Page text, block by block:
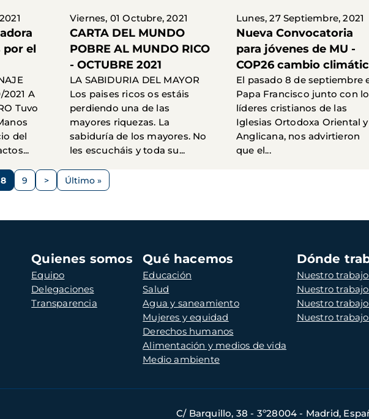
por el
2021 A
Tuvo
del
Viernes, 01 Octubre, 2021
CARTA DEL MUNDO
POBRE AL MUNDO RICO
- OCTUBRE 2021
LA SABIDURIA DEL MAYOR
Los paises ricos os estáis
perdiendo una de las
mayores riquezas. La
sabiduría de los mayores. No
les escucháis y toda su...
Lunes, 27 Septiembre, 2021
Nueva Convocatoria
para jóvenes de MU -
COP26 cambio
El pasado 8 de septiembre
Papa Francisco junto con
líderes cristianos de las
Iglesias Ortodoxa Oriental y
Anglicana, nos advirtieron
que el...
Página
8 Página
9
Siguiente
>
Última
Último »
Navegación
principal
Quienes somos
Equipo
Delegaciones
Transparencia
Qué hacemos
Educación
Salud
Agua y saneamiento
Mujeres y equidad
Derechos humanos
Alimentación y medios de vida
Medio ambiente
Dónde
Nuestro
Nuestro
Nuestro
Nuestro
C/ Barquillo, 38 - 3º28004 - Madrid,